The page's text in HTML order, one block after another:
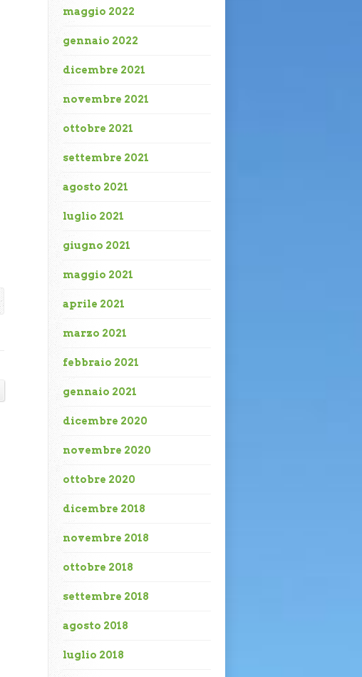
maggio 2022
gennaio 2022
dicembre 2021
novembre 2021
ottobre 2021
settembre 2021
agosto 2021
luglio 2021
giugno 2021
maggio 2021
aprile 2021
marzo 2021
febbraio 2021
gennaio 2021
dicembre 2020
novembre 2020
ottobre 2020
dicembre 2018
novembre 2018
ottobre 2018
settembre 2018
agosto 2018
luglio 2018